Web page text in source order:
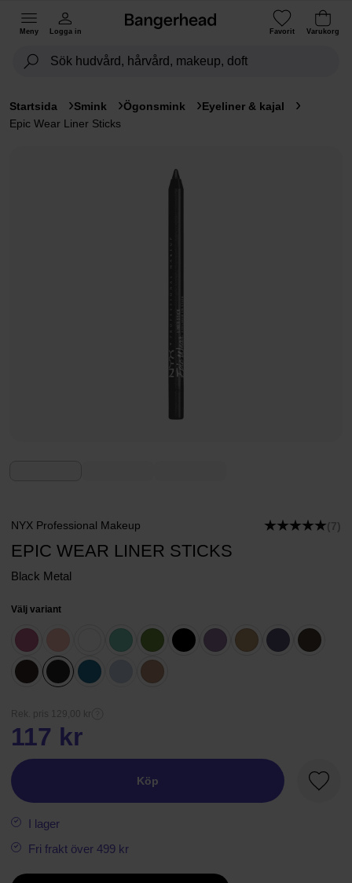
Meny Logga in Favorit Varukorg
Startsida Smink Ögonsmink
Eyeliner & kajal
Epic Wear Liner Sticks
NYX Professional Makeup (7)
EPIC WEAR LINER STICKS
Black Metal
Välj variant
Rek. pris 129,00 kr
117 kr
Köp
I lager
Fri frakt över 499 kr